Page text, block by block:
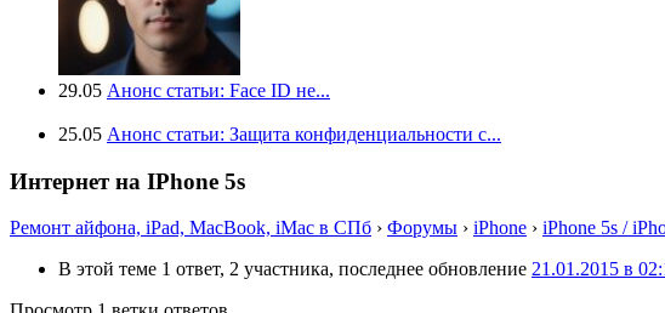
29.05 Анонс статьи: Face ID не...
25.05 Анонс статьи: Защита конфиденциальности с...
Интернет на IPhone 5s
Ремонт айфона, iPad, MacBook, iMac в СПб › Форумы › iPhone › iPhone 5s /
В этой теме 1 ответ, 2 участника, последнее обновление 21.01.2015 в